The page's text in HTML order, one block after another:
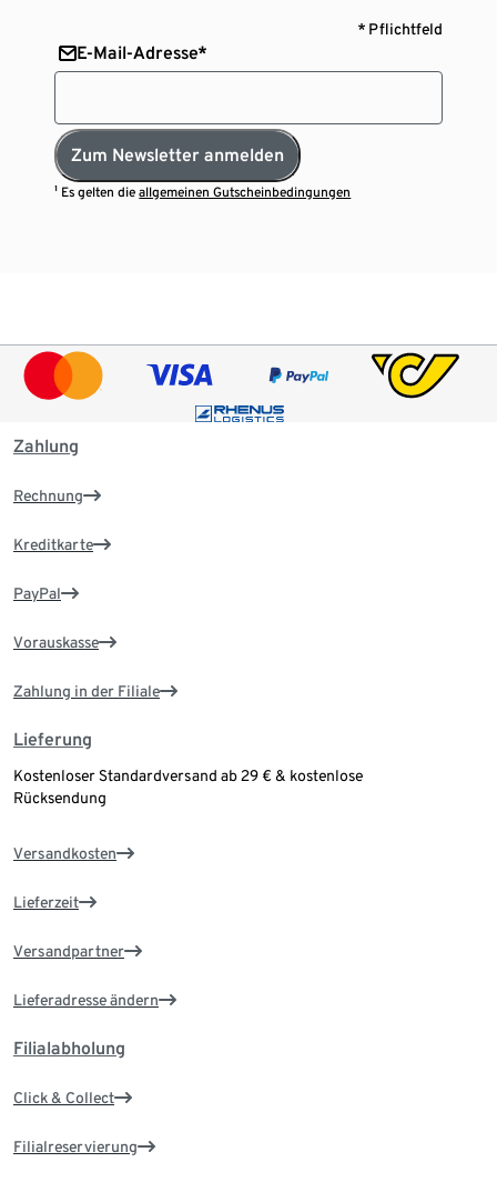
* Pflichtfeld
E-Mail-Adresse*
Zum Newsletter anmelden
¹ Es gelten dieallgemeinen Gutscheinbedingungen
Zahlung
Rechnung
Kreditkarte
PayPal
Vorauskasse
Zahlung in der Filiale
Lieferung
Kostenloser Standardversand ab 29 € & kostenlose
Rücksendung
Versandkosten
Lieferzeit
Versandpartner
Lieferadresse ändern
Filialabholung
Click & Collect
Filialreservierung